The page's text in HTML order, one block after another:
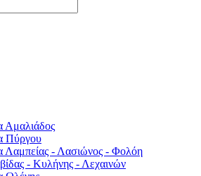
Αμαλιάδος
Πύργου
Λαμπείας - Λασιώνος - Φολόη
- Κυλήνης - Λεχαινών